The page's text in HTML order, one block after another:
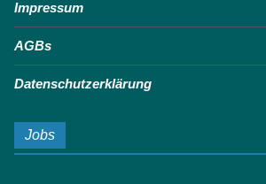
Impressum
AGBs
Datenschutzerklärung
Jobs